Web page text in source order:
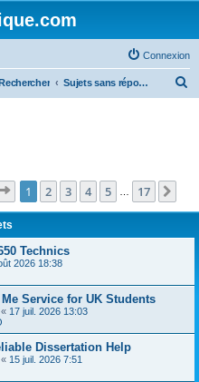
Connexion
Sujets sans réponse
c
Page 1sur17
1 2 3 4 5 17
Technics
2026 18:38
Service for UK Students
« 17 juil. 2026 13:03
Dissertation Help
« 15 juil. 2026 7:51